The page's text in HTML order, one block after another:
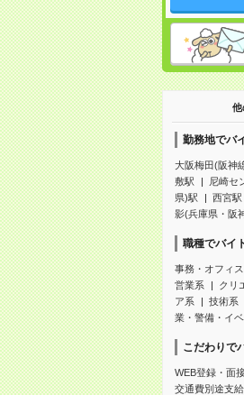
他
勤務地でバ
大阪梅田(阪神
敷駅
尼崎セ
県)駅
西宮駅
影(兵庫県・阪
職種でバイ
事務・オフィ
営業系
クリ
ア系
技術系
業・警備・イ
こだわりで
WEB登録・面
交通費別途支